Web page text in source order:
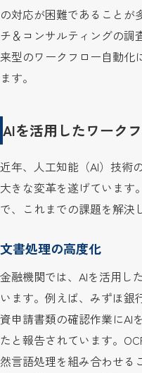
の対応が困難であることが
チ＆コンサルティングの調
来型のワークフロー自動化
ます。
AIを活用したワーク
近年、人工知能（AI）技術
大きな変革を遂げています
で、これまでの課題を解決
文書処理の高度化
金融機関では、AIを活用し
います。例えば、みずほ銀
資申請書類の確認作業にAI
たと報告されています。
然言語処理を組み合わせる